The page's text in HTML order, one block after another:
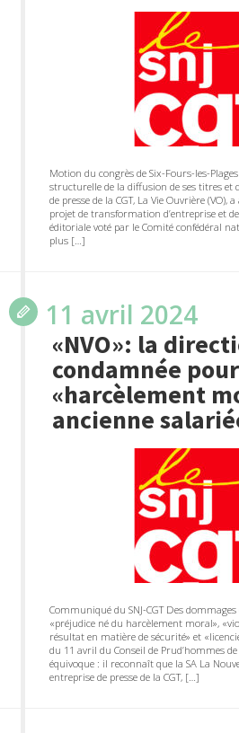
Motion du congrès de Six-Fours-les-
structurelle de la diffusion de ses titres et
de presse de la CGT, La Vie Ouvrière (VO),
projet de transformation d’entreprise et
éditoriale voté par le Comité confédéral
plus […]
11 avril 2024
«NVO»: la
condamnée
«harcèlement
ancienne
Communiqué du SNJ-CGT Des
«préjudice né du harcèlement moral»,
résultat en matière de sécurité» et
du 11 avril du Conseil de Prud’hommes
équivoque : il reconnaît que la SA La
entreprise de presse de la CGT, […]